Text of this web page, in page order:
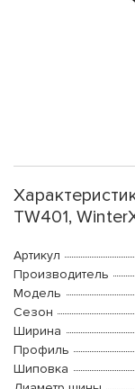
TW401,
Артикул
Производитель
Модель
Сезон
Ширина
Профиль
Шиповка